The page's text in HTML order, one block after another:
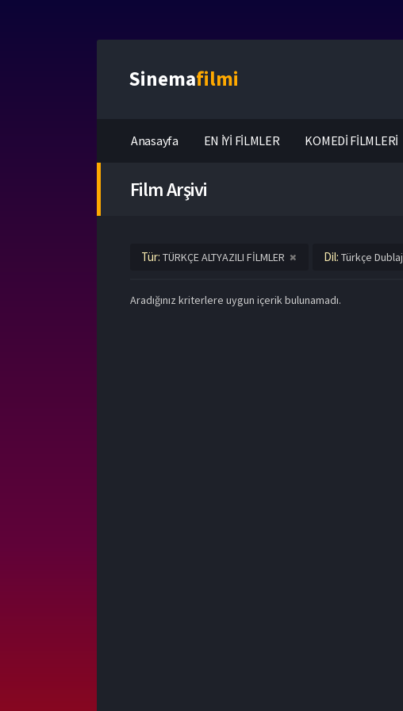
Sinemafilmi
Anasayfa EN İYİ FİLMLER KOMEDİ FİLMLERİ
Film Arşivi
Tür: TÜRKÇE ALTYAZILI FİLMLER Dil: Türkçe Dublaj
Aradığınız kriterlere uygun içerik bulunamadı.